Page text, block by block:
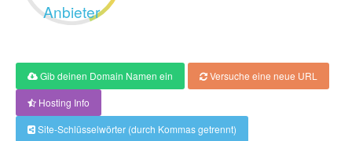
Anbieter
Gib deinen Domain Namen ein
Versuche eine neue URL
Hosting Info
Site-Schlüsselwörter (durch Kommas getrennt)